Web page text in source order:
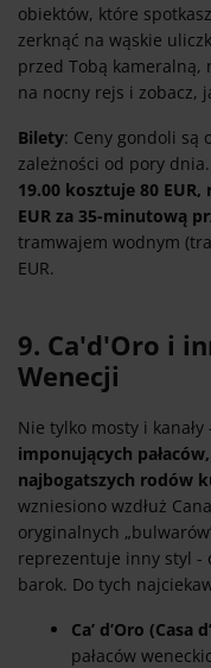
obiektów, które
zerknąć na wąskie
przed Tobą kameralną,
na nocny rejs i zobacz,
Bilety: Ceny gondoli są
zależności od pory dnia.
19.00 kosztuje 80
EUR za 35-minutową
tramwajem wodnym
EUR.
9. Ca'd'Oro i
Wenecji
Nie tylko mosty i kanały
imponujących
najbogatszych rodów
wzniesiono wzdłuż
oryginalnych
reprezentuje inny styl -
barok. Do tych
Ca’ d’Oro (Casa
pałaców